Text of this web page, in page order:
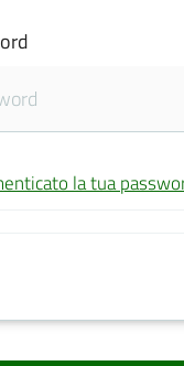
la tua